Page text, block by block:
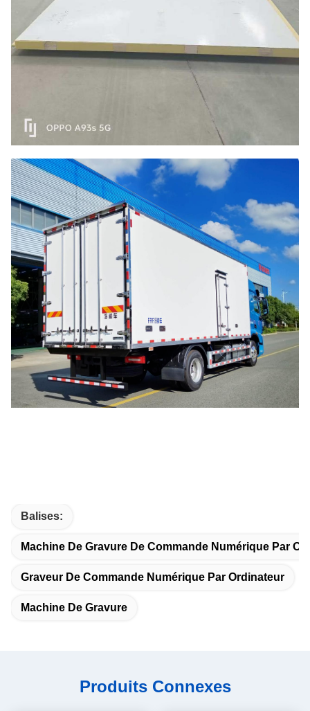
Balises:
Machine De Gravure De Commande Numérique Par
Graveur De Commande Numérique Par Ordinateur
Machine De Gravure
Produits Connexes